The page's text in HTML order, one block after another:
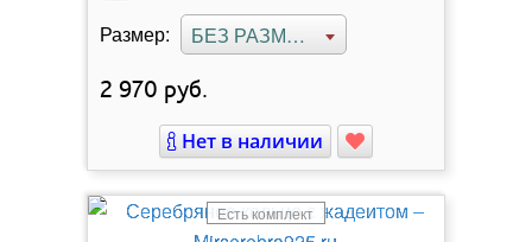
Размер: БЕЗ РАЗМЕРА
2 970 руб.
Нет в наличии
Есть комплект